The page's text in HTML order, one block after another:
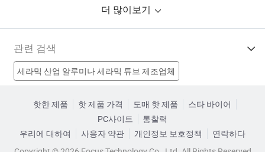
더 많이보기
관련 검색
세라믹 산업 알루미나 세라믹 튜브 제조업체
산업용 밸브 부품 제조업체 산업용 가스 밸브 공장
핫한 제품 핫 제품 가격 도매 핫 제품
스타 바이어
PC사이트
통찰력
우리에 대하여
사용자 약관 개인정보 보호정책
연락하다